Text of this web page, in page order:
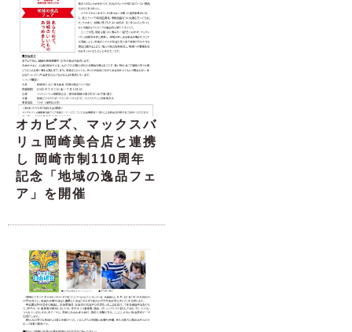
オカビズ、マックスバ
リュ岡崎美合店と連携
し 岡崎市制110周年
記念「地域の逸品フェ
ア」を開催